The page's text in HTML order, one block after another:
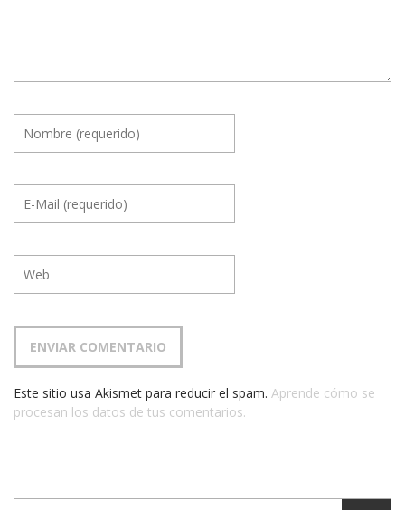
Este sitio usa Akismet para reducir el spam. Aprende cómo se
procesan los datos de tus comentarios.